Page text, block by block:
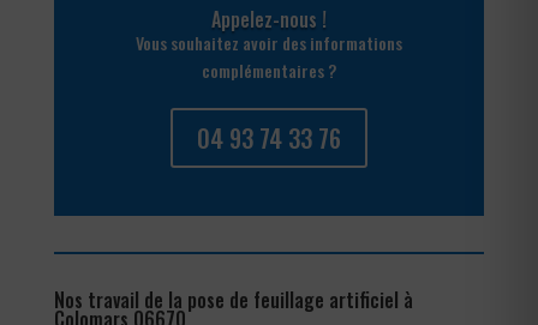
Appelez-nous !
Vous souhaitez avoir des informations
complémentaires ?
04 93 74 33 76
Nos travail de la pose de feuillage artificiel à
Colomars 06670